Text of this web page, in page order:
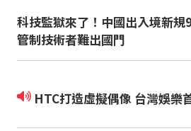
科技監獄來了！中國出入境新
管制技術者難出國門
HTC打造虛擬偶像 台灣娛樂